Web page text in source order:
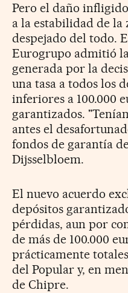
Pero el daño
a la estabilidad de la
despejado del todo.
Eurogrupo admitió
generada por la
una tasa a todos los
inferiores a 100.000
garantizados.
antes el
fondos de garantía
Dijsselbloem.
El nuevo acuerdo
depósitos
pérdidas, aun por
de más de 100.000
prácticamente
del Popular y, en
de Chipre.